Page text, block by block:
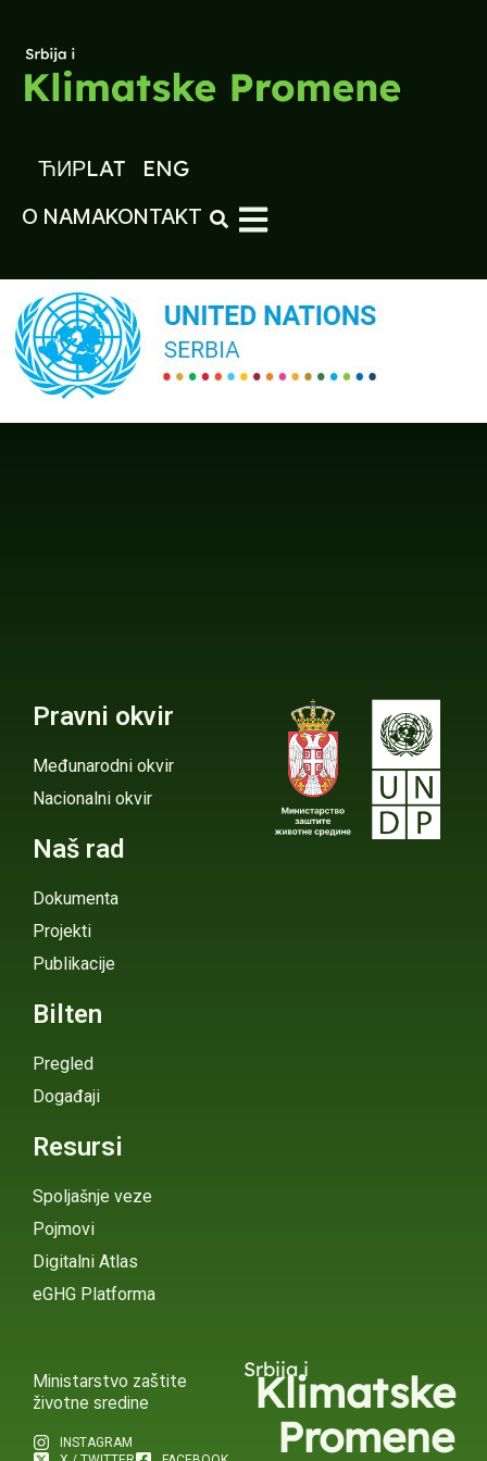
ЋИРLAT ENG
O NAMAKONTAKT
Pravni okvir
Međunarodni okvir
Nacionalni okvir
Naš rad
Dokumenta
Projekti
Publikacije
Bilten
Pregled
Događaji
Resursi
Spoljašnje veze
Pojmovi
Digitalni Atlas
eGHG Platforma
Ministarstvo zaštite
životne sredine
INSTAGRAM
Srbija i
Klimatske
Promene